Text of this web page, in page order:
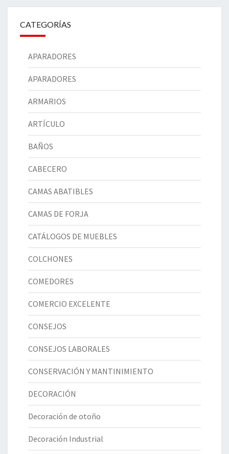
CATEGORÍAS
APARADORES
APARADORES
ARMARIOS
ARTÍCULO
BAÑOS
CABECERO
CAMAS ABATIBLES
CAMAS DE FORJA
CATÁLOGOS DE MUEBLES
COLCHONES
COMEDORES
COMERCIO EXCELENTE
CONSEJOS
CONSEJOS LABORALES
CONSERVACIÓN Y MANTINIMIENTO
DECORACIÓN
Decoración de otoño
Decoración Industrial